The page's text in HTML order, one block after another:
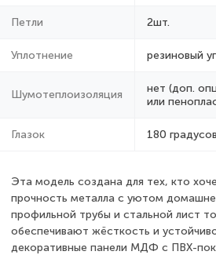
Петли 2шт.
Уплотнение резиновый
Шумотеплоизоляция
нет (доп.
или
Глазок 180 градусов
Эта модель создана для тех, кто
прочность металла с уютом
профильной трубы и стальной лист
обеспечивают жёсткость и
декоративные панели МДФ с ПВХ-